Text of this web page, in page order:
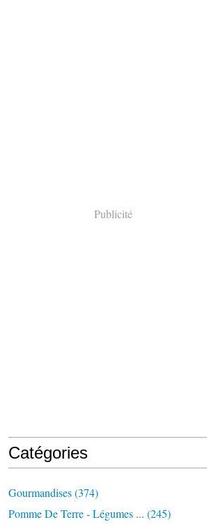
Publicité
Catégories
Gourmandises(374)
Pomme De Terre - Légumes ... (245)